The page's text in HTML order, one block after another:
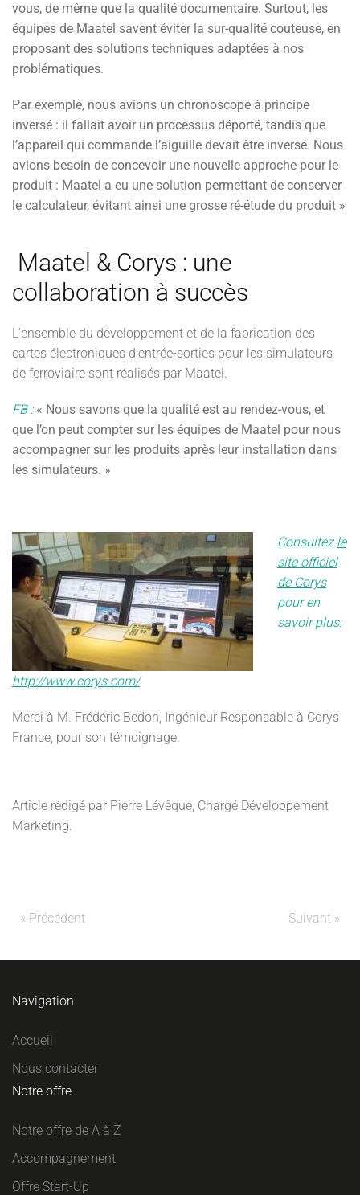
vous, de même que la qualité documentaire. Surtout, les
équipes de Maatel savent éviter la sur-qualité couteuse, en
proposant des solutions techniques adaptées à nos
problématiques.
Par exemple, nous avions un chronoscope à principe
inversé : il fallait avoir un processus déporté, tandis que
l’appareil qui commande l’aiguille devait être inversé. Nous
avions besoin de concevoir une nouvelle approche pour le
produit : Maatel a eu une solution permettant de conserver
le calculateur, évitant ainsi une grosse ré-étude du produit »
Maatel & Corys : une
collaboration à succès
L’ensemble du développement et de la fabrication des
cartes électroniques d’entrée-sorties pour les simulateurs
de ferroviaire sont réalisés par Maatel.
FB : « Nous savons que la qualité est au rendez-vous, et
que l’on peut compter sur les équipes de Maatel pour nous
accompagner sur les produits après leur installation dans
les simulateurs. »
Consultez le
site officiel
de Corys
pour en
savoir plus:
http://www.corys.com/
Merci à M. Frédéric Bedon, Ingénieur Responsable à Corys
France, pour son témoignage.
Article rédigé par Pierre Lévêque, Chargé Développement
Marketing.
« Précédent Suivant »
Navigation
Accueil
Nous contacter
Notre offre
Notre offre de A à Z
Accompagnement
Offre Start-Up